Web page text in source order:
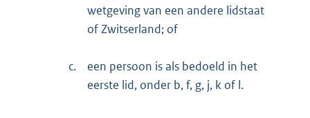
wetgeving van een andere lidstaat
of Zwitserland; of
c.
een persoon is als bedoeld in het
eerste lid, onder b, f, g, j, k of l.